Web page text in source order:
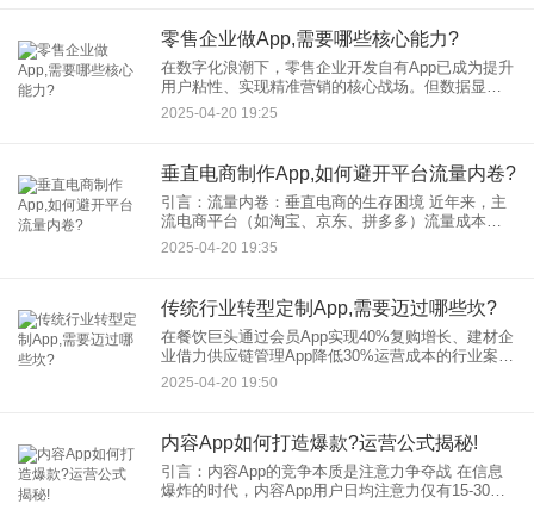
零售企业做App,需要哪些核心能力?
在数字化浪潮下，零售企业开发自有App已成为提升
用户粘性、实现精准营销的核心战场。但数据显
示，80%的零售类App在下载后30天内被用户弃用，
暴露出企业在App开发与运营中的能力短板。本文从
2025-04-20 19:25
垂直电商制作App,如何避开平台流量内卷?
引言：流量内卷：垂直电商的生存困境 近年来，主
流电商平台（如淘宝、京东、拼多多）流量成本持
续攀升，中小型垂直电商在竞价排名、广告投放中
逐渐被边缘化。平台规则限制多、用户数据不透
2025-04-20 19:35
传统行业转型定制App,需要迈过哪些坎?
在餐饮巨头通过会员App实现40%复购增长、建材企
业借力供应链管理App降低30%运营成本的行业案例
刺激下，越来越多的传统企业开始布局定制化App开
发。但据数据显示，近65%的传统行业App项目因关
2025-04-20 19:50
内容App如何打造爆款?运营公式揭秘!
引言：内容App的竞争本质是注意力争夺战 在信息
爆炸的时代，内容App用户日均注意力仅有15-30分